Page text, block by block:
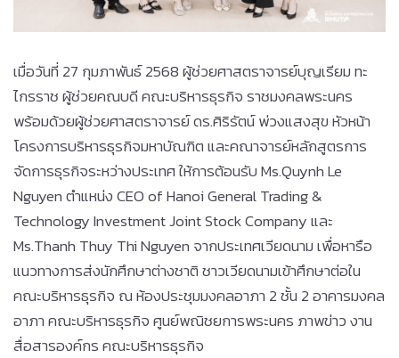
เมื่อวันที่ 27 กุมภาพันธ์ 2568 ผู้ช่วยศาสตราจารย์บุญเรียม ทะ
ไกรราช ผู้ช่วยคณบดี คณะบริหารธุรกิจ ราชมงคลพระนคร
พร้อมด้วยผู้ช่วยศาสตราจารย์ ดร.ศิริรัตน์ พ่วงแสงสุข หัวหน้า
โครงการบริหารธุรกิจมหาบัณฑิต และคณาจารย์หลักสูตรการ
จัดการธุรกิจระหว่างประเทศ ให้การต้อนรับ Ms.Quynh Le
Nguyen ตำแหน่ง CEO of Hanoi General Trading &
Technology Investment Joint Stock Company และ
Ms.Thanh Thuy Thi Nguyen จากประเทศเวียดนาม เพื่อหารือ
แนวทางการส่งนักศึกษาต่างชาติ ชาวเวียดนามเข้าศึกษาต่อใน
คณะบริหารธุรกิจ ณ ห้องประชุมมงคลอาภา 2 ชั้น 2 อาคารมงคล
อาภา คณะบริหารธุรกิจ ศูนย์พณิชยการพระนคร ภาพข่าว งาน
สื่อสารองค์กร คณะบริหารธุรกิจ